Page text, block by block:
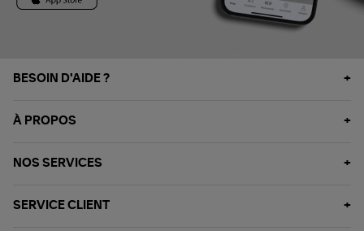
BESOIN D'AIDE ?
À PROPOS
NOS SERVICES
SERVICE CLIENT